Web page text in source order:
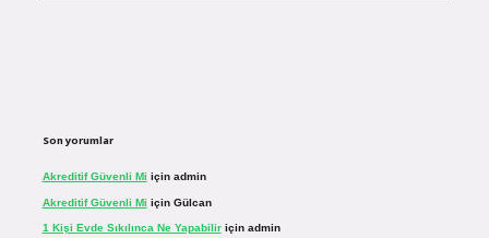
Son yorumlar
Akreditif Güvenli Mi için admin
Akreditif Güvenli Mi için Gülcan
1 Kişi Evde Sıkılınca Ne Yapabiliriçin admin